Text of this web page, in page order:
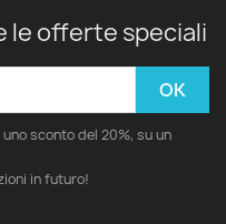
le offerte speciali
sconto del 20%, su un
in futuro!